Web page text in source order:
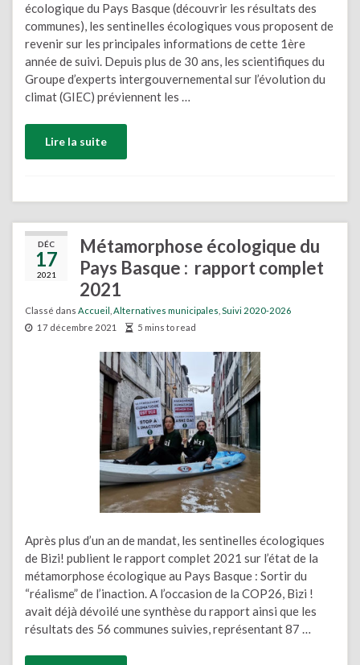
écologique du Pays Basque (découvrir les résultats des
communes), les sentinelles écologiques vous proposent de
revenir sur les principales informations de cette 1ère
année de suivi. Depuis plus de 30 ans, les scientifiques du
Groupe d’experts intergouvernemental sur l’évolution du
climat (GIEC) préviennent les …
Lire la suite
DÉC
17
2021
Métamorphose écologique du
Pays Basque : rapport complet
2021
Classé dans Accueil Alternatives municipales Suivi 2020-2026
17 décembre 2021
5 mins to read
Après plus d’un an de mandat, les sentinelles écologiques
de Bizi! publient le rapport complet 2021 sur l’état de la
métamorphose écologique au Pays Basque : Sortir du
“réalisme” de l’inaction. A l’occasion de la COP26, Bizi !
avait déjà dévoilé une synthèse du rapport ainsi que les
résultats des 56 communes suivies, représentant 87 …